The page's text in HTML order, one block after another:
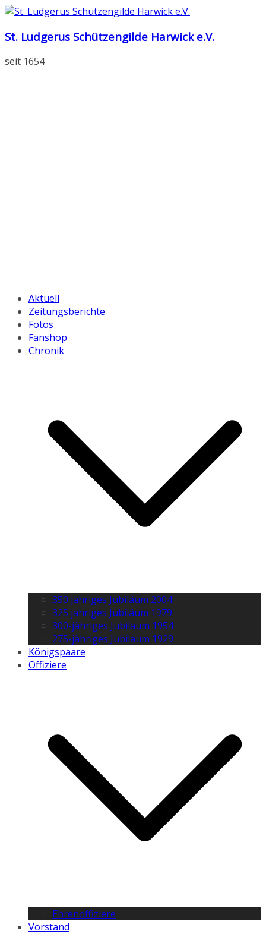
Zum
springen
St. Ludgerus Schützengilde Harwick e.V.
seit 1654
Aktuell
Zeitungsberichte
Fotos
Fanshop
Chronik
350 jähriges Jubiläum 2004
325 jähriges Jubiläum 1979
300-jähriges Jubiläum 1954
275-jähriges Jubiläum 1929
Königspaare
Offiziere
Ehrenoffiziere
Vorstand